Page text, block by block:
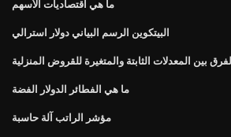
ما هي اقتصاديات الأسهم
البيتكوين الرسم البياني دولار استرالي
بين المعدلات الثابتة والمتغيرة للقروض المنزلية
ما هي الفطائر الدولار الفضة
مؤشر الراتب آلة حاسبة